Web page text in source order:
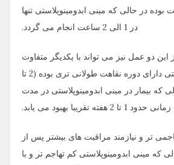
5 ساعت بوده در حالی که مینی ابدومینوپلاستی تنها
در 1 الی 2 ساعت انجام می گردد.
این دو عمل نیز می تواند با یکدیگر متفاوت
باشد. ابدومینوپلاستی دارای دوره نقاهت طولانی تری بوده (2 تا
که بیمار در مینی ابدومینوپلاستی در مدت
زمانی حدود 1 تا 2 هفته تقریبا بهبود می یابد.
تر و نیازمند مراقبت های بیشتر پس از
مینی ابدومینوپلاستی کم تهاجم تر و با